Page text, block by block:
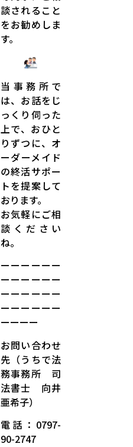
談されること
をお勧めしま
す。
当事務所で
は、お話をじ
っくり伺った
上で、おひと
りずつに、オ
ーダーメイド
の終活サポー
トを提案して
おります。
お気軽にご相
談ください
ね。
ーーーーーー
ーーーーーー
ーーーーーー
ーーーーーー
ーーーー
お問い合わせ
先（うちで法
務事務所 司
法書士 向井
亜希子）
電話：0797-
90-2747